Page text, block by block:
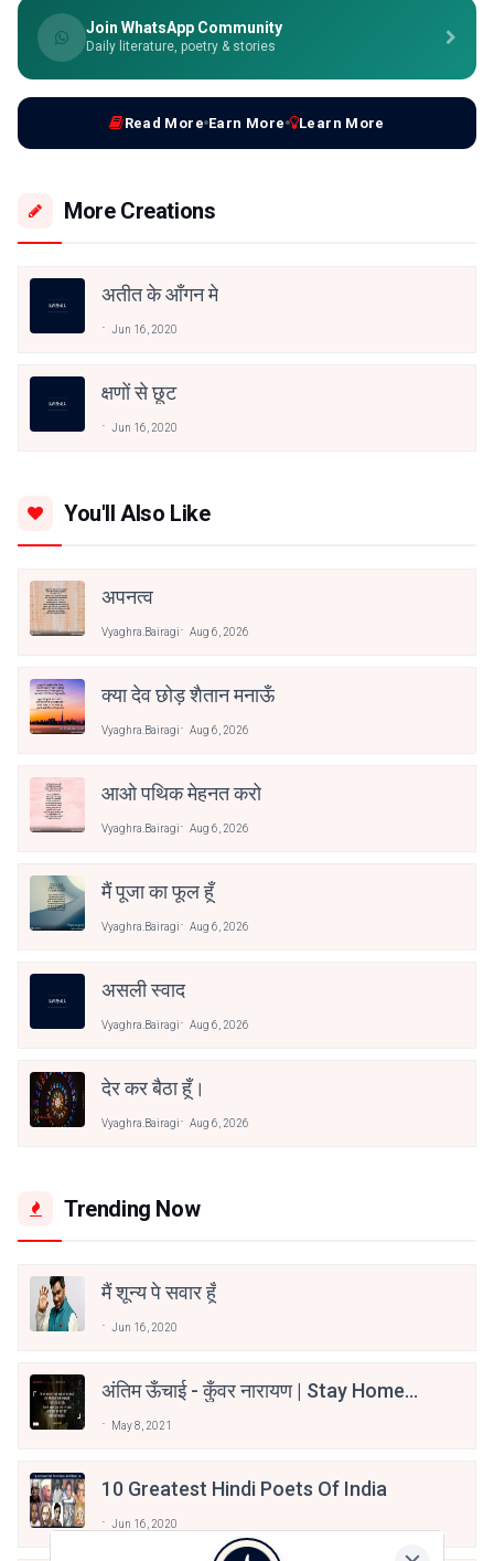
Join WhatsApp Community
Daily literature, poetry & stories
Read More Earn More Learn More
More Creations
अतीत के आँगन मे
Jun 16, 2020
क्षणों से छूट
Jun 16, 2020
You'll Also Like
अपनत्व
Vyaghra.bairagi Aug 6, 2026
क्या देव छोड़ शैतान मनाऊँ
Vyaghra.bairagi Aug 6, 2026
आओ पथिक मेहनत करो
Vyaghra.bairagi Aug 6, 2026
मैं पूजा का फूल हूँ
Vyaghra.bairagi Aug 6, 2026
असली स्वाद
Vyaghra.bairagi Aug 6, 2026
देर कर बैठा हूँ।
Vyaghra.bairagi Aug 6, 2026
Trending Now
मैं शून्य पे सवार हूँ
Jun 16, 2020
अंतिम ऊँचाई - कुँवर नारायण | Stay Home
May 8, 2021
10 Greatest Hindi Poets Of India
Jun 16, 2020